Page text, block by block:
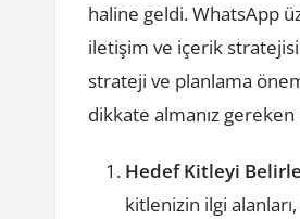
haline geldi. WhatsApp
iletişim ve içerik
strateji ve planlama
dikkate almanız gereken
Hedef Kitleyi
kitlenizin ilgi